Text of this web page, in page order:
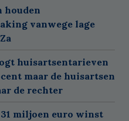
houden
vanwege lage
huisartsentarieven
maar de huisartsen
de rechter
31 miljoen euro winst